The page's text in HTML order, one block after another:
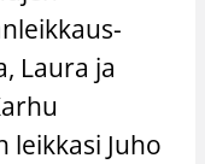
Laura ja
leikkasi Juho